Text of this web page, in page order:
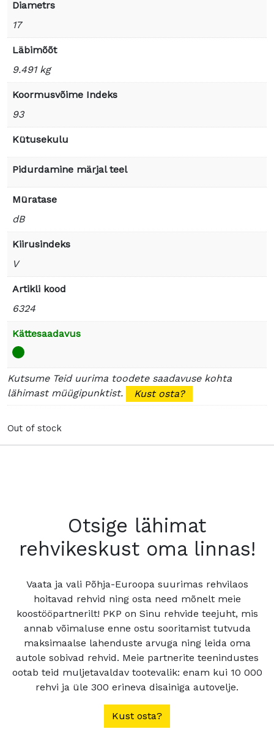
Diametrs
17
Läbimõõt
9.491 kg
Koormusvõime Indeks
93
Kütusekulu
Pidurdamine märjal teel
Müratase
dB
Kiirusindeks
V
Artikli kood
6324
Kättesaadavus
Kutsume Teid uurima toodete saadavuse kohta
lähimast müügipunktist.
Kust osta?
Out of stock
Otsige lähimat
rehvikeskust oma linnas!
Vaata ja vali Põhja-Euroopa suurimas rehvilaos
hoitavad rehvid ning osta need mõnelt meie
koostööpartnerilt! PKP on Sinu rehvide teejuht, mis
annab võimaluse enne ostu sooritamist tutvuda
maksimaalse lahenduste arvuga ning leida oma
autole sobivad rehvid. Meie partnerite teenindustes
ootab teid muljetavaldav tootevalik: enam kui 10 000
rehvi ja üle 300 erineva disainiga autovelje.
Kust osta?